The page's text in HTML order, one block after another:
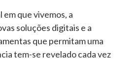
que vivemos, a
soluções digitais e a
que permitam uma
tem-se revelado cada vez